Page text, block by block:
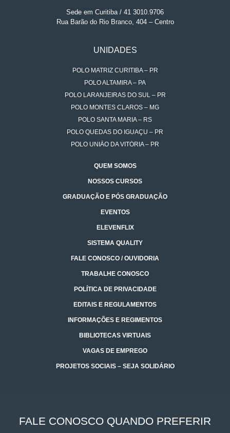
Sede em Curitiba / 41 3010.9706
Rua Barão do Rio Branco, 404 – Centro
UNIDADES
POLO MATRIZ CURITIBA – PR
POLO ALTAMIRA – PA
POLO LARANJEIRAS DO SUL – PR
POLO MONTES CLAROS – MG
POLO SANTA MARIA – RS
POLO QUEDAS DO IGUAÇU – PR
POLO UNIÃO DA VITÓRIA – PR
QUEM SOMOS
NOSSOS CURSOS
GRADUAÇÃO E PÓS GRADUAÇÃO
EVENTOS
ELEVENFLIX
SISTEMA QUALITY
FALE CONOSCO / OUVIDORIA
TRABALHE CONOSCO
POLÍTICA DE PRIVACIDADE
EDITAIS E REGULAMENTOS
INFORMAÇÕES E REGIMENTOS
BIBLIOTECAS VIRTUAIS
VAGAS DE EMPREGO
PROJETOS SOCIAIS – SEJA SOLIDÁRIO
FALE CONOSCO QUANDO PREFERIR